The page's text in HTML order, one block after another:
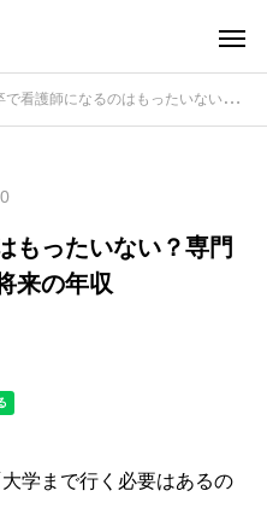
護師になるのはもったいない？専門卒にはないメリットと将来の年収
もったいない？専門
来の年収
学まで行く必要はあるの